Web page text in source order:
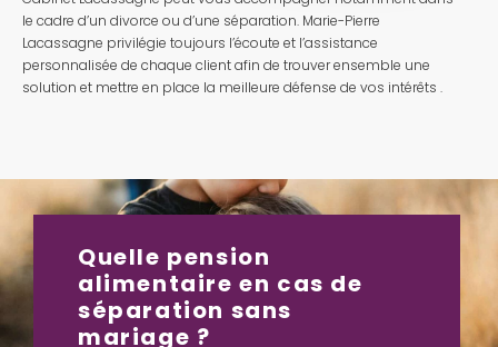
le cadre d’un divorce ou d’une séparation. Marie-Pierre
Lacassagne privilégie toujours l’écoute et l’assistance
personnalisée de chaque client afin de trouver ensemble une
solution et mettre en place la meilleure défense de vos intérêts .
Quelle pension
alimentaire en cas de
séparation sans
mariage ?